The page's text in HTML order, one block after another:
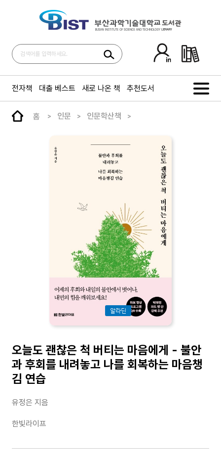
전자책 대출 베스트 새로 나온 책 추천도서
홈 인문 인문학산책
알라딘
오늘도 괜찮은 척 버티는 마음에게 - 불안
과 후회를 내려놓고 나를 회복하는 마음챙
김 연습
유정은 지음
한빛라이프